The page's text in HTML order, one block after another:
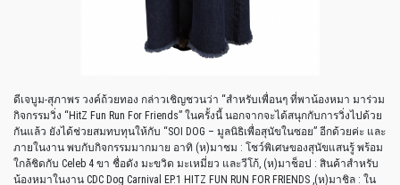
ดีเจบูม-สุภาพร วงค์ถ้วยทอง กล่าวเชิญชวนว่า “สำหรับเพื่อนๆ ที่พาน้องหมา มาร่วม
กิจกรรมวิ่ง “HitZ Fun Run For Friends” ในครั้งนี้ นอกจากจะได้สนุกกับการวิ่งไปด้วย
กันแล้ว ยังได้ช่วยสมทบทุนให้กับ “SOI DOG – มูลนิธิเพื่อสุนัขในซอย” อีกด้วยค่ะ และ
ภายในงาน พบกับกิจกรรมมากมาย อาทิ (ห)มาชม : โชว์พิเศษของสุนัขแสนรู้ พร้อม
ใกล้ชิดกับ Celeb 4 ขา ชื่อดัง มะขวิด มะเหมี่ยว และวีโก้, (ห)มาช็อป : สินค้าสำหรับ
น้องหมาในงาน CDC Dog Carnival EP.1 HITZ FUN RUN FOR FRIENDS ,(ห)มาชิล : ใน